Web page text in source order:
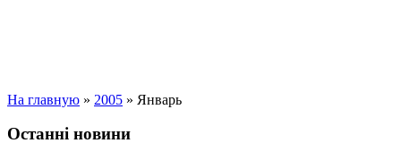
На главную » 2005 » Январь
Останні новини